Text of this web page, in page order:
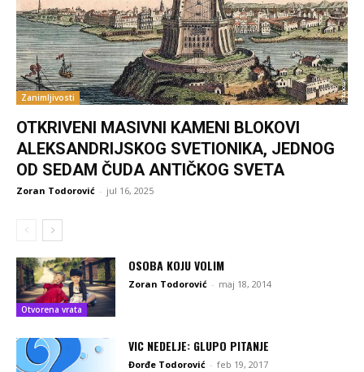
Zanimljivosti
OTKRIVENI MASIVNI KAMENI BLOKOVI
ALEKSANDRIJSKOG SVETIONIKA, JEDNOG
OD SEDAM ČUDA ANTIČKOG SVETA
Zoran Todorović - jul 16, 2025
Otvorena vrata
OSOBA KOJU VOLIM
Zoran Todorović - maj 18, 2014
VIC NEDELJE: GLUPO PITANJE
Đorđe Todorović - feb 19, 2017